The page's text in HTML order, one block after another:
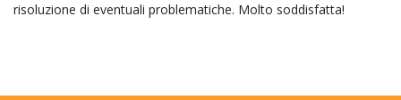
risoluzione di eventuali problematiche. Molto soddisfatta!